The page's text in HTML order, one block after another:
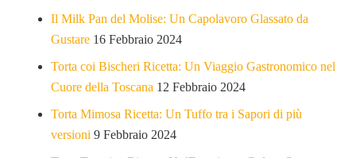
Il Milk Pan del Molise: Un Capolavoro Glassato da
Gustare 16 Febbraio 2024
Torta coi Bischeri Ricetta: Un Viaggio Gastronomico nel
Cuore della Toscana 12 Febbraio 2024
Torta Mimosa Ricetta: Un Tuffo tra i Sapori di più
versioni 9 Febbraio 2024